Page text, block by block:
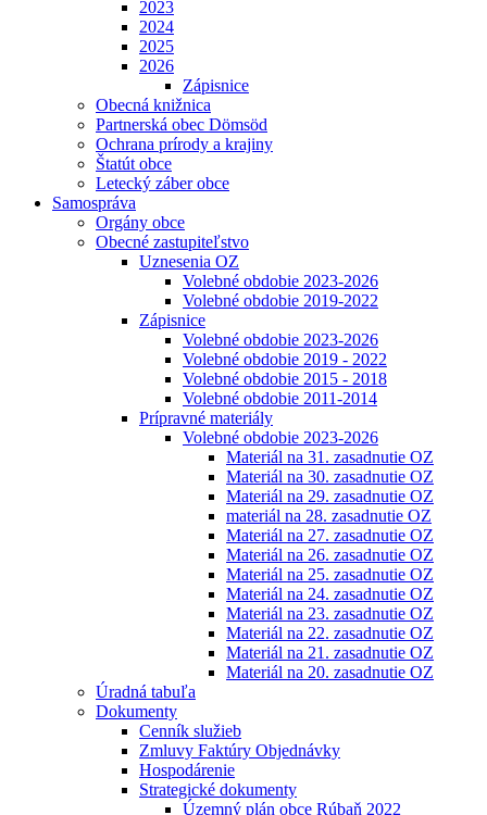
2023
2024
2025
2026
Zápisnice
Obecná knižnica
Partnerská obec Dömsöd
Ochrana prírody a krajiny
Štatút obce
Letecký záber obce
Samospráva
Orgány obce
Obecné zastupiteľstvo
Uznesenia OZ
Volebné obdobie 2023-2026
Volebné obdobie 2019-2022
Zápisnice
Volebné obdobie 2023-2026
Volebné obdobie 2019 - 2022
Volebné obdobie 2015 - 2018
Volebné obdobie 2011-2014
Prípravné materiály
Volebné obdobie 2023-2026
Materiál na 31. zasadnutie OZ
Materiál na 30. zasadnutie OZ
Materiál na 29. zasadnutie OZ
materiál na 28. zasadnutie OZ
Materiál na 27. zasadnutie OZ
Materiál na 26. zasadnutie OZ
Materiál na 25. zasadnutie OZ
Materiál na 24. zasadnutie OZ
Materiál na 23. zasadnutie OZ
Materiál na 22. zasadnutie OZ
Materiál na 21. zasadnutie OZ
Materiál na 20. zasadnutie OZ
Úradná tabuľa
Dokumenty
Cenník služieb
Zmluvy Faktúry Objednávky
Hospodárenie
Strategické dokumenty
Územný plán obce Rúbaň 2022